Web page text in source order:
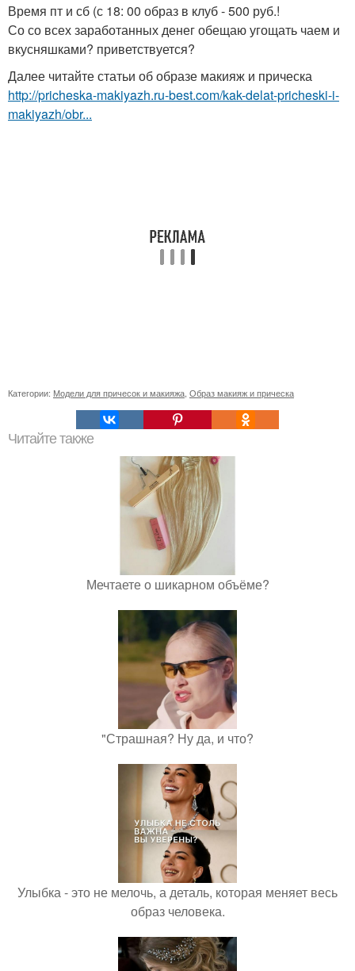
Время пт и сб (с 18: 00 образ в клуб - 500 руб.!
Со со всех заработанных денег обещаю угощать чаем и
вкусняшками? приветствуется?
Далее читайте статьи об образе макияж и прическа
http://pricheska-makiyazh.ru-best.com/kak-delat-pricheski-i-
makiyazh/obr...
Категории: Модели для причесок и макияжа Образ макияж и прическа
Читайте также
Мечтаете о шикарном объёме?
"Страшная? Ну да, и что?
Улыбка - это не мелочь, а деталь, которая меняет весь
образ человека.